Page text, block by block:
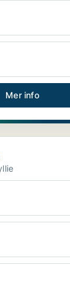
Mer info